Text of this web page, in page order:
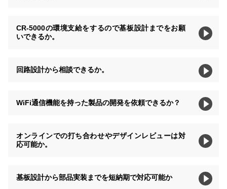
CR-5000の環境支給をするので基板設計までをお願
いできるか。
回路設計から相談できるか。
WiFi通信機能を持った製品の開発を依頼できるか？
オンラインでの打ち合わせやデザインレビューは対
応可能か。
基板設計から部品実装までを短納期で対応可能か